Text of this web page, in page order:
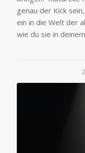
genau der Kick
ein in die Welt der
wie du sie in